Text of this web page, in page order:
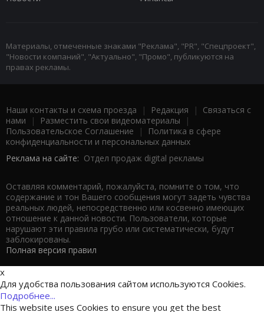
Материалы, отмеченные знаками "Реклама", "PR", "Спецпроект",
"Новости компаний", "Актуально", "Промо", публикуются на
правах рекламы.
Наши контакты и схема проезда | Редакция | Связаться с
нами | Разместить свои видеоматериалы |
Пользовательское Соглашение |
Политика в сфере
конфиденциальности и персональных данных
Реклама на сайте: Отдел продаж digital рекламы
Оставляя комментарий, пожалуйста, помните о том, что
содержание и тон Вашего сообщения могут задеть чувства
реальных людей, непосредственно или косвенно имеющих
отношение к данной новости. Пользователи, которые
нарушают эти правила грубо или систематически, будут
заблокированы.
Полная версия правил
x
Для удобства пользования сайтом используются Cookies.
Подробнее...
This website uses Cookies to ensure you get the best